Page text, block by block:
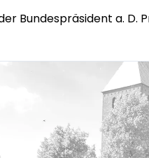
Bundespräsident a. D.